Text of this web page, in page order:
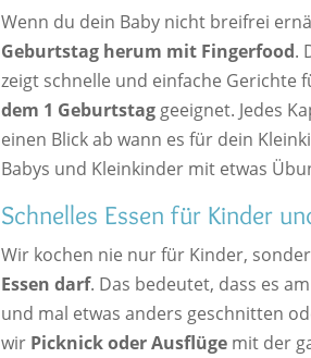
Wenn du dein Baby nicht breifrei
Geburtstag herum mit Fingerfood.
zeigt schnelle und einfache Gerichte
dem 1 Geburtstaggeeignet. Jedes
einen Blick ab wann es für dein
Babys und Kleinkinder mit etwas
Schnelles Essen für Kinder
Wir kochen nie nur für Kinder,
Essen darf. Das bedeutet, dass es
und mal etwas anders geschnitten
wir Picknick oder Ausflügemit der